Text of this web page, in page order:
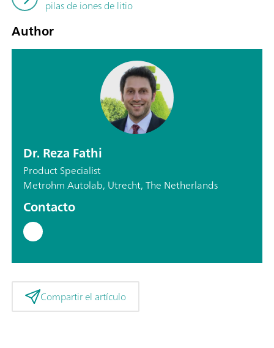
pilas de iones de litio
Author
Dr. Reza Fathi
Product Specialist
Metrohm Autolab, Utrecht, The Netherlands
Contacto
Compartir el artículo